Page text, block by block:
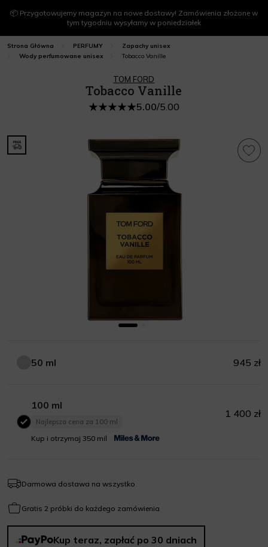
📦 Przygotowujemy magazyn na nowe dostawy! Zamówienia złożone w
tym tygodniu wysyłamy w poniedziałek
Strona Główna PERFUMY
Zapachy unisex
Wody perfumowane unisex
Tobacco Vanille
TOM FORD
Tobacco Vanille
5.00/5.00
50 ml
50 ml 945 zł
100 ml
100 ml
Najlepsza cena za 100 ml
Kup i otrzymaj 350 mil
1 400 zł
Darmowa dostawa na wszystko
Gratis 2 próbki do każdego zamówienia
Kup teraz, zapłać po 30 dniach